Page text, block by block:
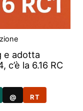
e adotta
c’è la 6.16 RC
@ RT